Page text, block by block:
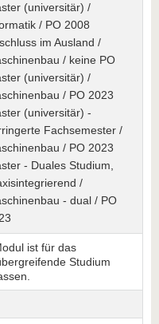
(universitär) /
/ PO 2008
im Ausland /
/ keine PO
(universitär) /
/ PO 2023
(universitär) -
Fachsemester /
/ PO 2023
- Duales Studium,
/
- dual / PO
ist für das
Studium